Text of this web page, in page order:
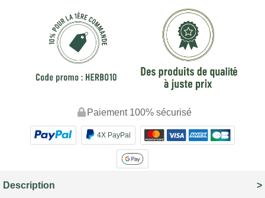
Paiement 100% sécurisé
4X PayPal
Description